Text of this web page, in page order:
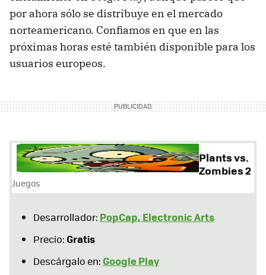
por ahora sólo se distribuye en el mercado
norteamericano. Confiamos en que en las
próximas horas esté también disponible para los
usuarios europeos.
Plants vs.
Zombies 2
Juegos
Desarrollador: PopCap, Electronic Arts
Precio:Gratis
Descárgalo en: Google Play